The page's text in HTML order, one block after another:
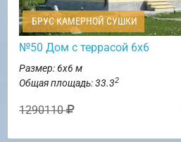
БРУС КАМЕРНОЙ СУШКИ
№50 Дом с террасой 6х6
Размер: 6х6 м
Общая площадь: 33.32
1290110